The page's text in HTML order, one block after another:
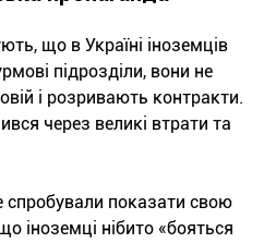
що в Україні іноземців
підрозділи, вони не
і розривають контракти.
через великі втрати та
спробували показати свою
іноземці нібито «бояться